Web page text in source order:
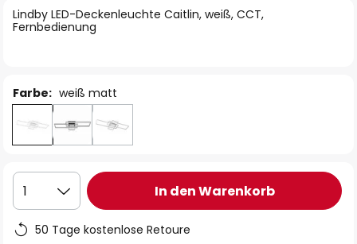
Lindby LED-Deckenleuchte Caitlin, weiß, CCT,
Fernbedienung
Farbe: weiß matt
1 In den Warenkorb
50 Tage kostenlose Retoure